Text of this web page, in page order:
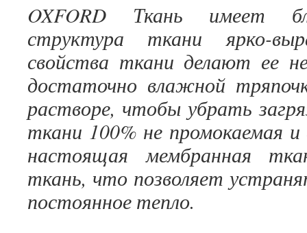
OXFORD Ткань имеет
структура ткани ярко-
свойства ткани делают ее
достаточно влажной
растворе, чтобы убрать
ткани 100% не промокаемая
настоящая мембранная
ткань, что позволяет
постоянное тепло.